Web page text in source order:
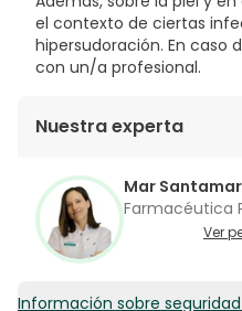
el contexto de ciertas
hipersudoración. En caso
con un/a profesional.
Nuestra experta
Mar
Farmacéutica
Ver
Información sobre